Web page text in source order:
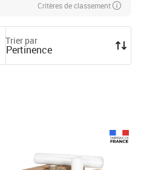
Critères de classement
Trier par
Pertinence